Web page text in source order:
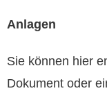
Anlagen
Sie können hier
Dokument oder